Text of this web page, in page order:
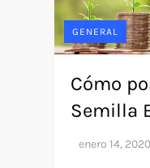
GENERAL
Cómo
Semilla